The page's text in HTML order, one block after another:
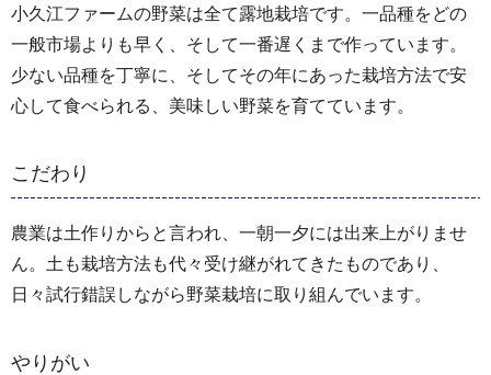
小久江ファームの野菜は全て露地栽培です。一品種をどの
一般市場よりも早く、そして一番遅くまで作っています。
少ない品種を丁寧に、そしてその年にあった栽培方法で安
心して食べられる、美味しい野菜を育てています。
こだわり
農業は土作りからと言われ、一朝一夕には出来上がりませ
ん。土も栽培方法も代々受け継がれてきたものであり、
日々試行錯誤しながら野菜栽培に取り組んでいます。
やりがい